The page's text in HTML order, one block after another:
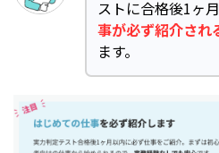
ストに合格後1ヶ
事が必ず紹介され
ます。